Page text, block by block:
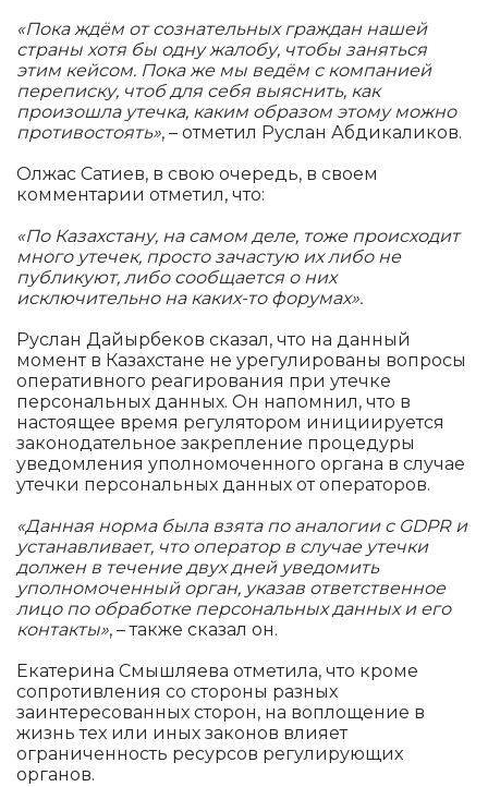
«Пока ждём от сознательных граждан нашей
страны хотя бы одну жалобу, чтобы заняться
этим кейсом. Пока же мы ведём с компанией
переписку, чтоб для себя выяснить, как
произошла утечка, каким образом этому можно
противостоять», – отметил Руслан Абдикаликов.
Олжас Сатиев, в свою очередь, в своем
комментарии отметил, что:
«По Казахстану, на самом деле, тоже происходит
много утечек, просто зачастую их либо не
публикуют, либо сообщается о них
исключительно на каких-то форумах».
Руслан Дайырбеков сказал, что на данный
момент в Казахстане не урегулированы вопросы
оперативного реагирования при утечке
персональных данных. Он напомнил, что в
настоящее время регулятором инициируется
законодательное закрепление процедуры
уведомления уполномоченного органа в случае
утечки персональных данных от операторов.
«Данная норма была взята по аналогии с GDPR и
устанавливает, что оператор в случае утечки
должен в течение двух дней уведомить
уполномоченный орган, указав ответственное
лицо по обработке персональных данных и его
контакты», – также сказал он.
Екатерина Смышляева отметила, что кроме
сопротивления со стороны разных
заинтересованных сторон, на воплощение в
жизнь тех или иных законов влияет
ограниченность ресурсов регулирующих
органов.